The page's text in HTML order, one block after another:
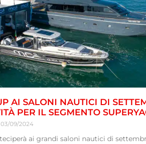
AI SALONI NAUTICI DI
PER IL SEGMENTO
03/09/2024
ai grandi saloni nautici di